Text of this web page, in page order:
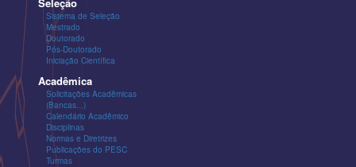
Sistema de Seleção
Mestrado
Doutorado
Pós-Doutorado
Iniciação Científica
Acadêmica
Solicitações Acadêmicas
(Bancas...)
Calendário Acadêmico
Disciplinas
Normas e Diretrizes
Publicações do PESC
Turmas